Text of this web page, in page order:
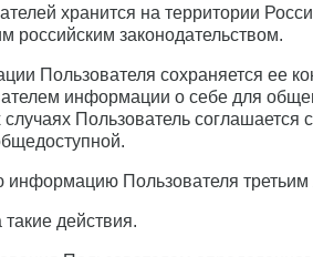
хранится на территории
российским законодательством.
Пользователя сохраняется ее
информации о себе для
Пользователь соглашается
информацию Пользователя
действия.